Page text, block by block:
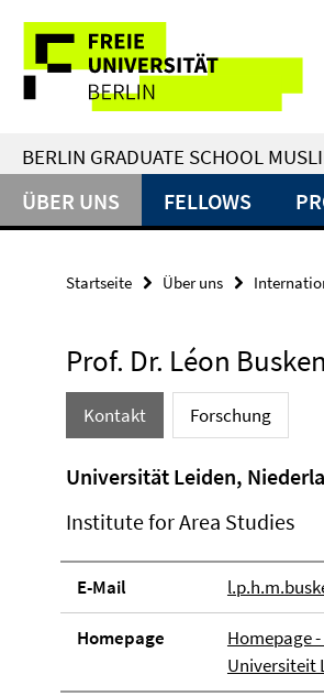
direkt
Inhalt
Service-
Navigation
BERLIN GRADUATE SCHOOL
ÜBER UNS FELLOWS
Startseite Über uns
Prof. Dr. Léon
Kontakt Forschung
Universität Leiden,
Institute for Area Studies
E-Mail
Homepage
Homepage
Universiteit